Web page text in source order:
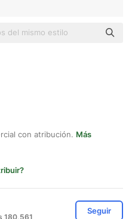
con atribución. Más
180,561
Seguir